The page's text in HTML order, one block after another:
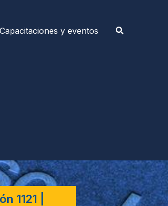
Capacitaciones y eventos
1121 |